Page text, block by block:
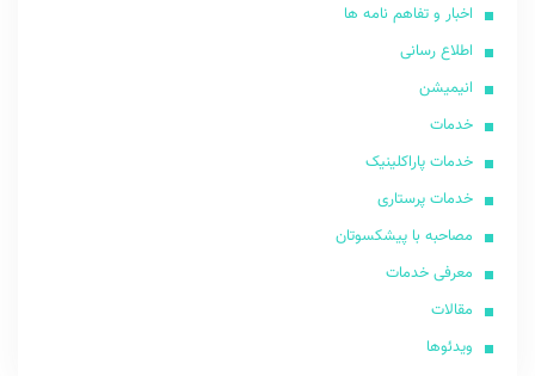
اخبار و تفاهم نامه ها
اطلاع رسانی
انیمیشن
خدمات
خدمات پاراکلینیک
خدمات پرستاری
مصاحبه با پیشکسوتان
معرفی خدمات
مقالات
ویدئوها